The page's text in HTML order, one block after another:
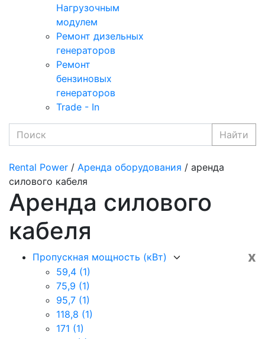
Нагрузочным
модулем
Ремонт дизельных
генераторов
Ремонт
бензиновых
генераторов
Trade - In
Найти
Rental Power / Аренда оборудования / аренда
силового кабеля
Аренда силового
кабеля
x
Пропускная мощность (кВт)
59,4 (1)
75,9 (1)
95,7 (1)
118,8 (1)
171 (1)